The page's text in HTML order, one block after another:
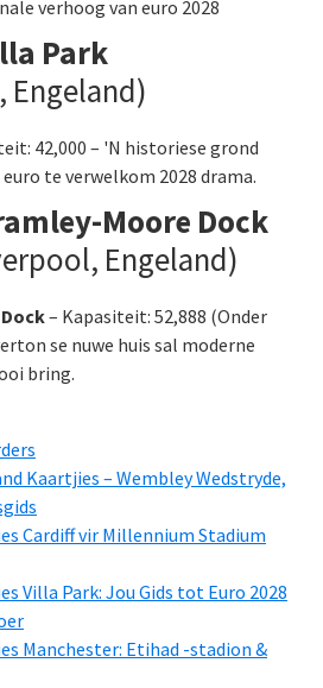
verhoog van euro 2028
Park
Engeland)
42,000 – 'N historiese grond
te verwelkom 2028 drama.
Moore Dock
Engeland)
– Kapasiteit: 52,888 (Onder
se nuwe huis sal moderne
bring.
Kaartjies – Wembley Wedstryde,
Cardiff vir Millennium Stadium
Villa Park: Jou Gids tot Euro 2028
Manchester: Etihad -stadion &